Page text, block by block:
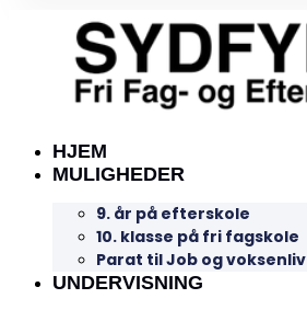
HJEM
MULIGHEDER
9. år på efterskole
10. klasse på fri fagskole
Parat til Job og voksenliv
UNDERVISNING